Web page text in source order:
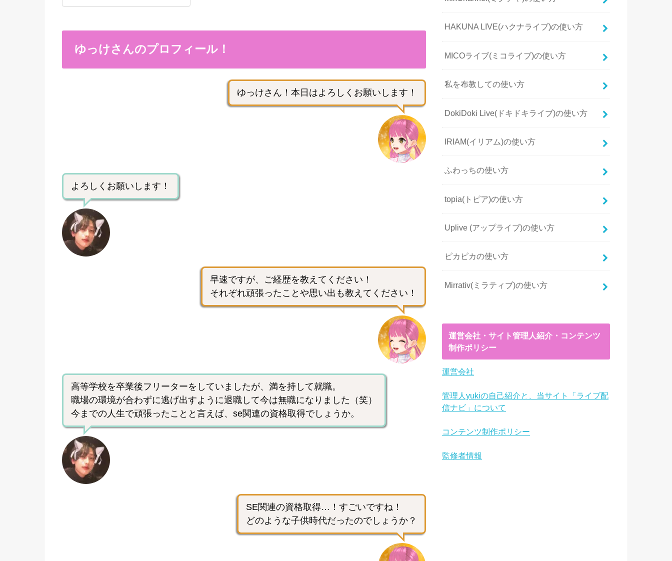
ゆっけさんのプロフィール！
ゆっけさん！本日はよろしくお願いします！
よろしくお願いします！
早速ですが、ご経歴を教えてください！
それぞれ頑張ったことや思い出も教えてください！
高等学校を卒業後フリーターをしていましたが、満を持して就職。
職場の環境が合わずに逃げ出すように退職して今は無職になりました（笑）
今までの人生で頑張ったことと言えば、se関連の資格取得でしょうか。
SE関連の資格取得…！すごいですね！
どのような子供時代だったのでしょうか？
HAKUNA LIVE(ハクナライブ)の使い方
MICOライブ(ミコライブ)の使い方
私を布教しての使い方
DokiDoki Live(ドキドキライブ)の使い方
IRIAM(イリアム)の使い方
ふわっちの使い方
topia(トピア)の使い方
Uplive (アップライブ)の使い方
ピカピカの使い方
Mirrativ(ミラティブ)の使い方
運営会社・サイト管理人紹介・コンテンツ
制作ポリシー
運営会社
管理人yukiの自己紹介と、当サイト「ライブ配
信ナビ」について
コンテンツ制作ポリシー
監修者情報